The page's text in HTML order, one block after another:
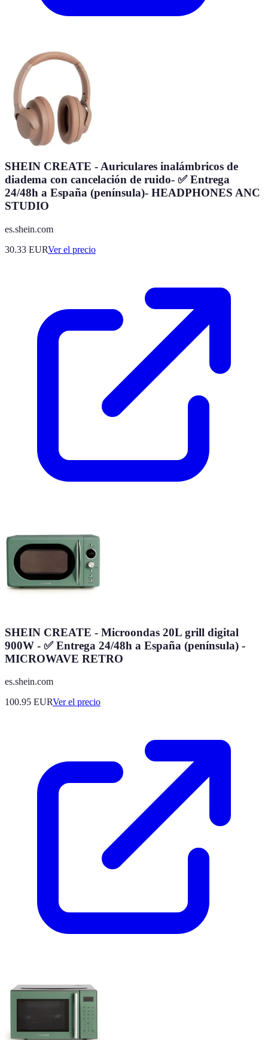
SHEIN CREATE - Auriculares inalámbricos de
diadema con cancelación de ruido- ✅ Entrega
24/48h a España (península)- HEADPHONES ANC
STUDIO
es.shein.com
30.33 EURVer el precio
SHEIN CREATE - Microondas 20L grill digital
900W - ✅ Entrega 24/48h a España (península) -
MICROWAVE RETRO
es.shein.com
100.95 EURVer el precio